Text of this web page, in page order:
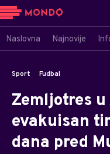
Naslovna Najnovije
Sport Fudbal
Zemljotres
evakuisan
dana pred